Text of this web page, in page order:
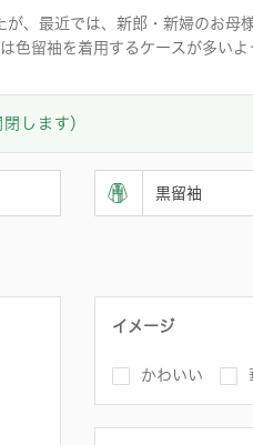
、最近では、新郎・新婦のお母
色留袖を着用するケースが多いよ
します）
イメージ
かわいい